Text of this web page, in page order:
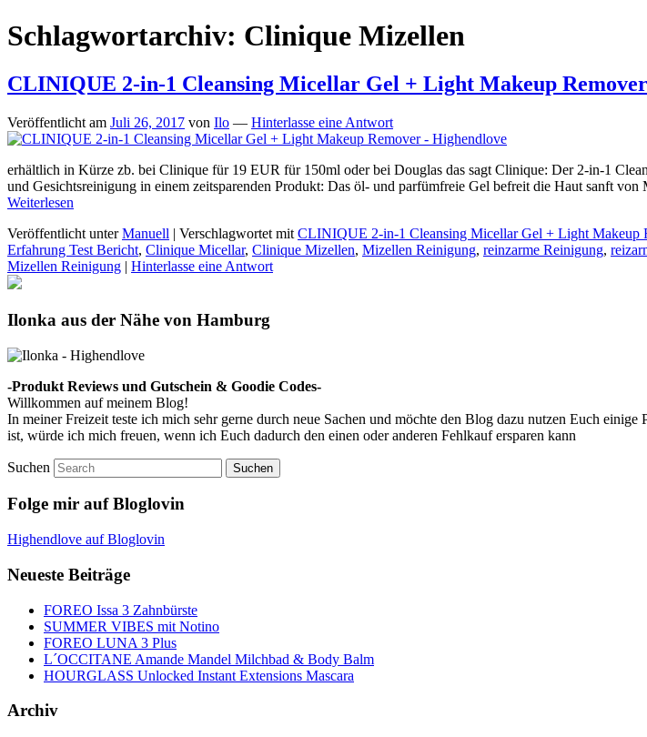
Schlagwortarchiv: Clinique Mizellen
CLINIQUE 2-in-1 Cleansing Micellar Gel + Light Makeup Remover
Veröffentlicht am Juli 26, 2017 von Ilo — Hinterlasse eine Antwort
erhältlich in Kürze zb. bei Clinique für 19 EUR für 150ml oder bei Douglas das sagt Clinique: Der 2-in-1
und Gesichtsreinigung in einem zeitsparenden Produkt: Das öl- und parfümfreie Gel befreit die Haut sanft
Weiterlesen
Veröffentlicht unter Manuell | Verschlagwortet mit CLINIQUE 2-in-1 Cleansing Micellar Gel + Light Makeup
Erfahrung Test Bericht, Clinique Micellar, Clinique Mizellen, Mizellen Reinigung, reinzarme Reinigung,
Mizellen Reinigung | Hinterlasse eine Antwort
Ilonka aus der Nähe von Hamburg
-Produkt Reviews und Gutschein & Goodie Codes-
Willkommen auf meinem Blog!
In meiner Freizeit teste ich mich sehr gerne durch neue Sachen und möchte den Blog dazu nutzen Euch
ist, würde ich mich freuen, wenn ich Euch dadurch den einen oder anderen Fehlkauf ersparen kann
Suchen
Folge mir auf Bloglovin
Highendlove auf Bloglovin
Neueste Beiträge
FOREO Issa 3 Zahnbürste
SUMMER VIBES mit Notino
FOREO LUNA 3 Plus
L´OCCITANE Amande Mandel Milchbad & Body Balm
HOURGLASS Unlocked Instant Extensions Mascara
Archiv